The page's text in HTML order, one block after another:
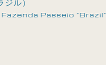
Passeio ”Brazil”